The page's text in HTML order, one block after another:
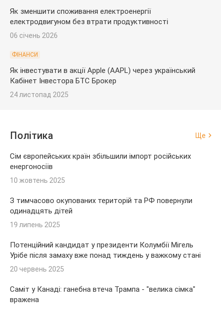
Як зменшити споживання електроенергії
електродвигуном без втрати продуктивності
06 січень 2026
ФІНАНСИ
Як інвестувати в акції Apple (AAPL) через український
Кабінет Інвестора БТС Брокер
24 листопад 2025
Політика Ще
Сім європейських країн збільшили імпорт російських
енергоносіїв
10 жовтень 2025
З тимчасово окупованих територій та РФ повернули
одинадцять дітей
19 липень 2025
Потенційний кандидат у президенти Колумбії Мігель
Урібе після замаху вже понад тиждень у важкому стані
20 червень 2025
Саміт у Канаді: ганебна втеча Трампа - "велика сімка"
вражена